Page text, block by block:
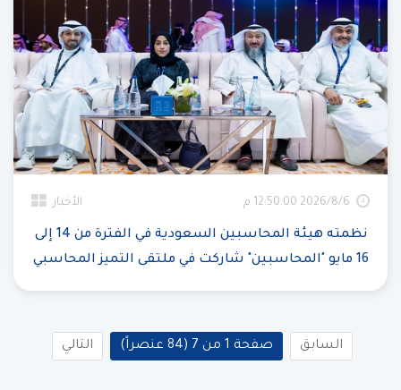
6‏‏/8‏‏/2026 12:50:00 م الأخبار
نظمته هيئة المحاسبين السعودية في الفترة من 14 إلى
16 مايو "المحاسبين" شاركت في ملتقى التميز المحاسبي
السابق صفحة 1 من 7 (84 عنصراً) التالي